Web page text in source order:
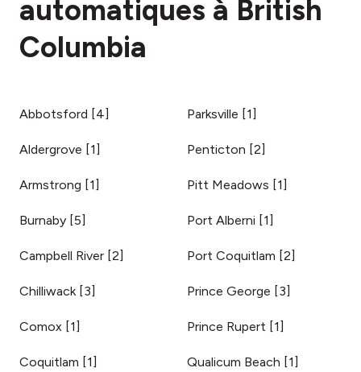
automatiques à British
Columbia
Abbotsford [4]
Aldergrove [1]
Armstrong [1]
Burnaby [5]
Campbell River [2]
Chilliwack [3]
Comox [1]
Coquitlam [1]
Parksville [1]
Penticton [2]
Pitt Meadows [1]
Port Alberni [1]
Port Coquitlam [2]
Prince George [3]
Prince Rupert [1]
Qualicum Beach [1]